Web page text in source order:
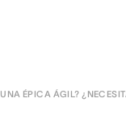
Contactar a
UNA ÉPICA ÁGIL?